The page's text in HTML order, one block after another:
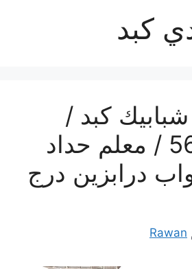
كبد
كبد /
56585569 / معلم حداد
درابزين درج
Rawan